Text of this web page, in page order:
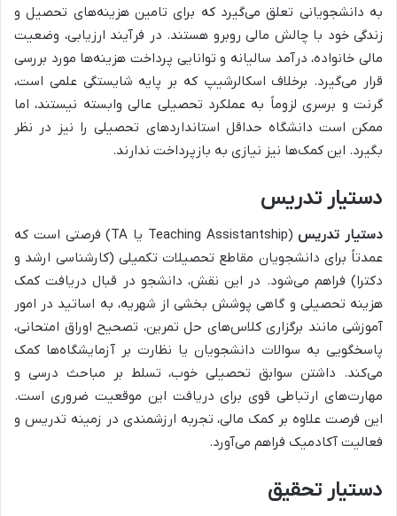
به دانشجویانی تعلق می‌گیرد که برای تامین هزینه‌های تحصیل و
زندگی خود با چالش مالی روبرو هستند. در فرآیند ارزیابی، وضعیت
مالی خانواده، درآمد سالیانه و توانایی پرداخت هزینه‌ها مورد بررسی
قرار می‌گیرد. برخلاف اسکالرشیپ که بر پایه شایستگی علمی است،
گرنت و برسری لزوماً به عملکرد تحصیلی عالی وابسته نیستند، اما
ممکن است دانشگاه حداقل استانداردهای تحصیلی را نیز در نظر
بگیرد. این کمک‌ها نیز نیازی به بازپرداخت ندارند.
دستیار تدریس
دستیار تدریس
(Teaching Assistantship یا TA) فرصتی است که
عمدتاً برای دانشجویان مقاطع تحصیلات تکمیلی (کارشناسی ارشد و
دکترا) فراهم می‌شود. در این نقش، دانشجو در قبال دریافت کمک
هزینه تحصیلی و گاهی پوشش بخشی از شهریه، به اساتید در امور
آموزشی مانند برگزاری کلاس‌های حل تمرین، تصحیح اوراق امتحانی،
پاسخگویی به سوالات دانشجویان یا نظارت بر آزمایشگاه‌ها کمک
می‌کند. داشتن سوابق تحصیلی خوب، تسلط بر مباحث درسی و
مهارت‌های ارتباطی قوی برای دریافت این موقعیت ضروری است.
این فرصت علاوه بر کمک مالی، تجربه ارزشمندی در زمینه تدریس و
فعالیت آکادمیک فراهم می‌آورد.
دستیار تحقیق